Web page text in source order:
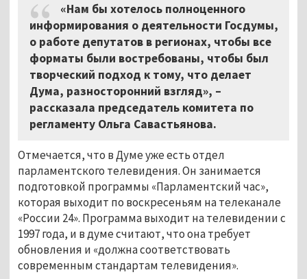
«Нам бы хотелось полноценного
информирования о деятельности Госдумы,
о работе депутатов в регионах, чтобы все
форматы были востребованы, чтобы был
творческий подход к тому, что делает
Дума, разносторонний взгляд», –
рассказала председатель комитета по
регламенту Ольга Савастьянова.
Отмечается, что в Думе уже есть отдел
парламентского телевидения. Он занимается
подготовкой программы «Парламентский час»,
которая выходит по воскресеньям на телеканале
«России 24». Программа выходит на телевидении с
1997 года, и в думе считают, что она требует
обновления и «должна соответствовать
современным стандартам телевидения».